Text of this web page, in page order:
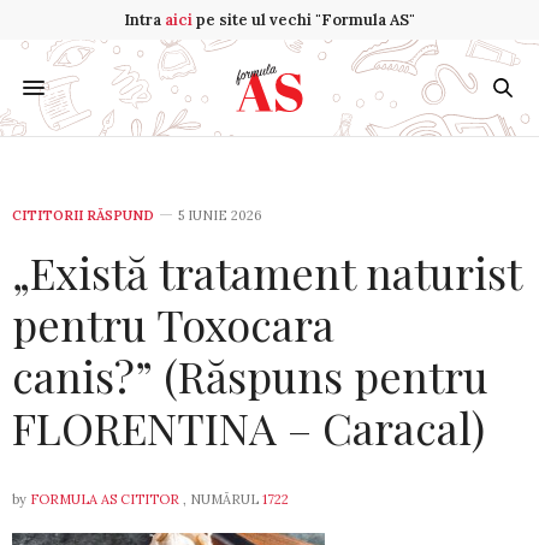
Intra aicipe site ul vechi "Formula AS"
CITITORII RĂSPUND 5 IUNIE 2026
„Există tratament naturist
pentru Toxocara
canis?” (Răspuns pentru
FLORENTINA – Caracal)
by FORMULA AS CITITOR , NUMĂRUL 1722